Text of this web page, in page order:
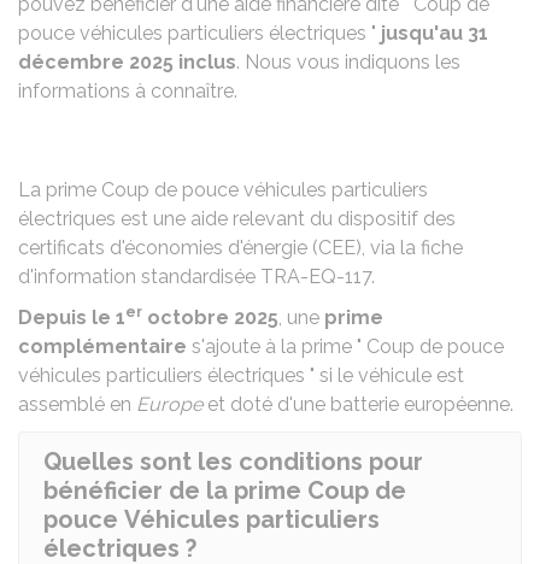
pouce véhicules particuliers électriques " jusqu'au 31
décembre 2025 inclus. Nous vous indiquons les
informations à connaître.
La prime Coup de pouce véhicules particuliers
électriques est une aide relevant du dispositif des
certificats d'économies d'énergie (CEE), via la fiche
d'information standardisée TRA-EQ-117.
Depuis le 1er octobre 2025, une prime
complémentaire s'ajoute à la prime " Coup de pouce
véhicules particuliers électriques " si le véhicule est
assemblé en Europeet doté d'une batterie européenne.
Quelles sont les conditions pour
bénéficier de la prime Coup de
pouce Véhicules particuliers
électriques ?